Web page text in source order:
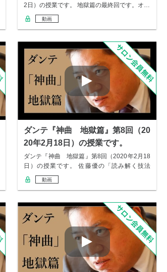
2日）の授業です。 地獄篇の最終回です。オ…
動画
ダンテ『神曲 地獄篇』第8回（20
20年2月18日）の授業です。
ダンテ『神曲 地獄篇』第8回（2020年2月18
日）の授業です。 佐藤優の「読み解く技法
教…
動画